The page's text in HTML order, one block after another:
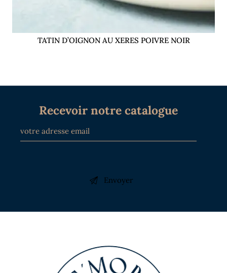
TATIN D’OIGNON AU XERES POIVRE NOIR
Recevoir notre catalogue